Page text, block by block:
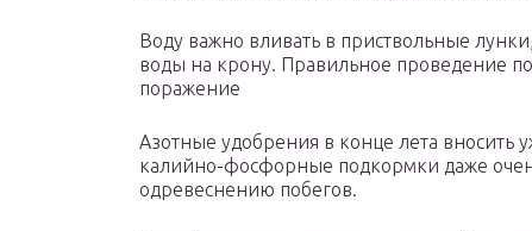
Воду важно вливать в приствольные
воды на крону. Правильное проведение
поражение
Азотные удобрения в конце лета вносить
калийно-фосфорные подкормки даже
одревеснению побегов.